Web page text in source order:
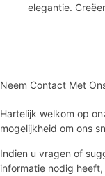
elegantie.
Neem Contact Met
Hartelijk welkom op
mogelijkheid om ons
Indien u vragen of
informatie nodig